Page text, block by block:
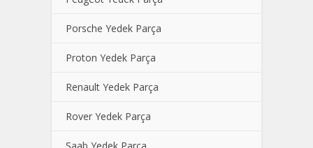
Porsche Yedek Parça
Proton Yedek Parça
Renault Yedek Parça
Rover Yedek Parça